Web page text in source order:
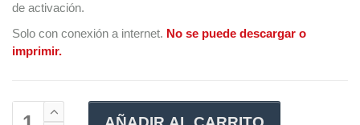
de activación.
Solo con conexión a internet. No se puede descargar o
imprimir.